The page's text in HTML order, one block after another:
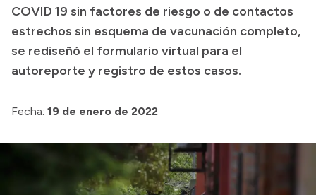
Presupuesto
Compras y licitaciones
Consulta de expedientes
Consulta de pago a proveedores
Convocatorias
COVID 19 sin factores de riesgo o de contactos
estrechos sin esquema de vacunación completo,
se rediseñó el formulario virtual para el
autoreporte y registro de estos casos.
Fecha: 19 de enero de 2022